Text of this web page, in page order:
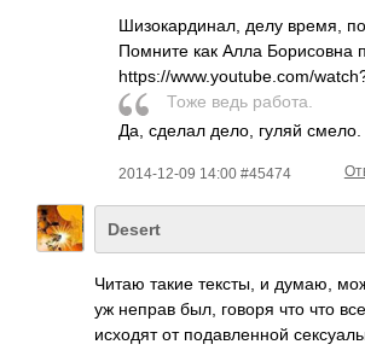
Шизокардинал, делу время,
Помните как Алла Борисовна
https://www.yout­ube.com/
Тоже ведь работа.
Да, сделал дело, гуляй смело.
2014-12-09 14:00 #45474
Desert
Читаю такие тексты, и думаю,
уж неправ был, говоря что что
исходят от подавленной